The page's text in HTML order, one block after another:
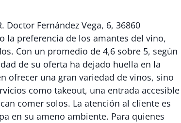
Doctor Fernández Vega, 6, 36860
la preferencia de los amantes del vino,
Con un promedio de 4,6 sobre 5, según
de su oferta ha dejado huella en la
ofrecer una gran variedad de vinos, sino
como takeout, una entrada accesible
comer solos. La atención al cliente es
en su ameno ambiente. Para quienes